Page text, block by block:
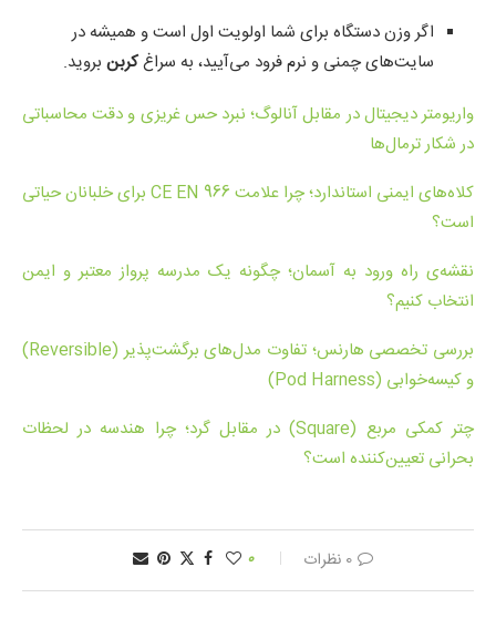
اگر وزن دستگاه برای شما اولویت اول است و همیشه در
سایت‌های چمنی و نرم فرود می‌آیید، به سراغکربن بروید.
واریومتر دیجیتال در مقابل آنالوگ؛ نبرد حس غریزی و دقت محاسباتی
در شکار ترمال‌ها
کلاه‌های ایمنی استاندارد؛ چرا علامت CE EN 966 برای خلبانان حیاتی
است؟
نقشه‌ی راه ورود به آسمان؛ چگونه یک مدرسه پرواز معتبر و ایمن
انتخاب کنیم؟
بررسی تخصصی هارنس؛ تفاوت مدل‌های برگشت‌پذیر (Reversible)
و کیسه‌خوابی (Pod Harness)
چتر کمکی مربع (Square) در مقابل گرد؛ چرا هندسه در لحظات
بحرانی تعیین‌کننده است؟
0 نظرات 0